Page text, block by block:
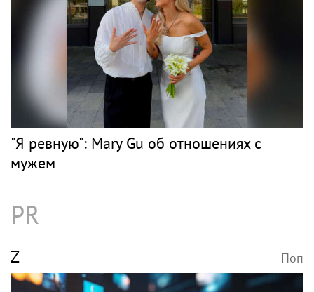
"Я ревную": Mary Gu об отношениях с
мужем
PR
Z Поп